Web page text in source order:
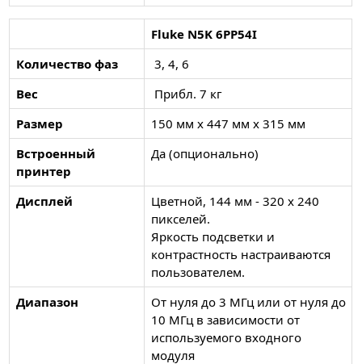
Fluke N5K 6PP54I
Количество фаз
3, 4, 6
Вес
Прибл. 7 кг
Размер
150 мм x 447 мм x 315 мм
Встроенный
принтер
Да (опционально)
Дисплей
Цветной, 144 мм - 320 x 240
пикселей.
Яркость подсветки и
контрастность настраиваются
пользователем.
Диапазон
От нуля до 3 МГц или от нуля до
10 МГц в зависимости от
используемого входного
модуля